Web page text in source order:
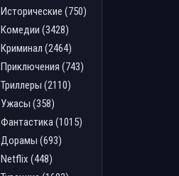
Исторические (750)
Комедии (3428)
Криминал (2464)
Приключения (743)
Триллеры (2110)
Ужасы (358)
Фантастика (1015)
Дорамы (693)
Netflix (448)